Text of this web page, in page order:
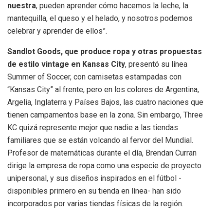
nuestra, pueden aprender cómo hacemos la leche, la
mantequilla, el queso y el helado, y nosotros podemos
celebrar y aprender de ellos”.
Sandlot Goods, que produce ropa y otras propuestas
de estilo vintage en Kansas City, presentó su línea
Summer of Soccer, con camisetas estampadas con
“Kansas City” al frente, pero en los colores de Argentina,
Argelia, Inglaterra y Países Bajos, las cuatro naciones que
tienen campamentos base en la zona. Sin embargo, Three
KC quizá represente mejor que nadie a las tiendas
familiares que se están volcando al fervor del Mundial.
Profesor de matemáticas durante el día, Brendan Curran
dirige la empresa de ropa como una especie de proyecto
unipersonal, y sus diseños inspirados en el fútbol -
disponibles primero en su tienda en línea- han sido
incorporados por varias tiendas físicas de la región.